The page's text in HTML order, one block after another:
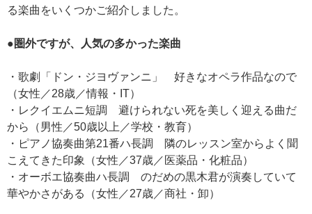
る楽曲をいくつかご紹介しました。
●圏外ですが、人気の多かった楽曲
・歌劇「ドン・ジヨヴァンニ」 好きなオペラ作品なので
（女性／28歳／情報・IT）
・レクイエムニ短調 避けられない死を美しく迎える曲だ
から（男性／50歳以上／学校・教育）
・ピアノ協奏曲第21番ハ長調 隣のレッスン室からよく聞
こえてきた印象（女性／37歳／医薬品・化粧品）
・オーボエ協奏曲ハ長調 のだめの黒木君が演奏していて
華やかさがある（女性／27歳／商社・卸）